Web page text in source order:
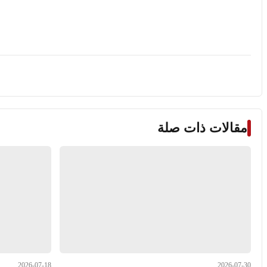
مقالات ذات صلة
2026-07-30
2026-07-18